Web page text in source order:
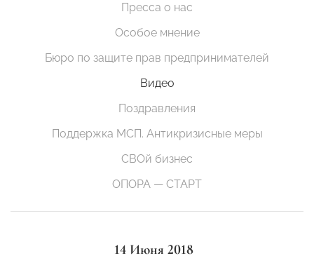
Пресса о нас
Особое мнение
Бюро по защите прав предпринимателей
Видео
Поздравления
Поддержка МСП. Антикризисные меры
СВОй бизнес
ОПОРА — СТАРТ
14 Июня 2018